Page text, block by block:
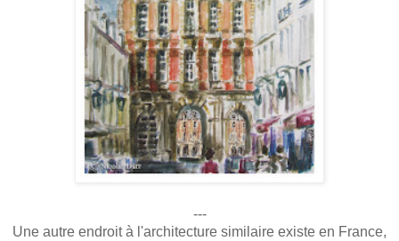
---
Une autre endroit à l'architecture similaire existe en France,